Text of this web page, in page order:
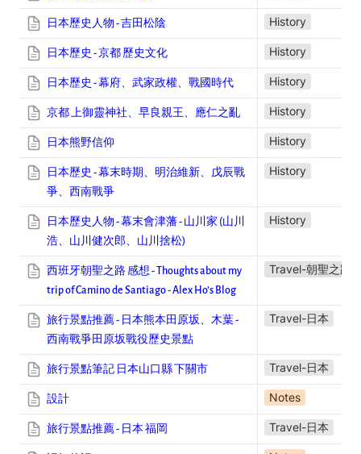
日本歷史人物 - 吉田松陰 History
日本歷史 - 京都 歷史文化 History
日本歷史 - 幕府、武家政權、戰國時代 History
京都 上御靈神社、早良親王、應仁之亂 History
日本熊野信仰 History
日本歷史 - 幕末時期、明治維新、戊辰戰
爭、西南戰爭
History
日本歷史人物 - 幕末會津藩 - 山川家 (山川
浩、山川健次郎、山川捨松)
History
西班牙朝聖之路 感想 - Thoughts about my
trip of Camino de Santiago - Alex Ho’s Blog
Travel-朝聖之路
旅行景點推薦 - 日本熊本田原坂、木葉 -
西南戰爭田原坂戰役歷史景點
Travel-日本
旅行景點筆記 日本山口縣 下關市 Travel-日本
設計 Notes
旅行景點推薦 - 日本 福岡 Travel-日本